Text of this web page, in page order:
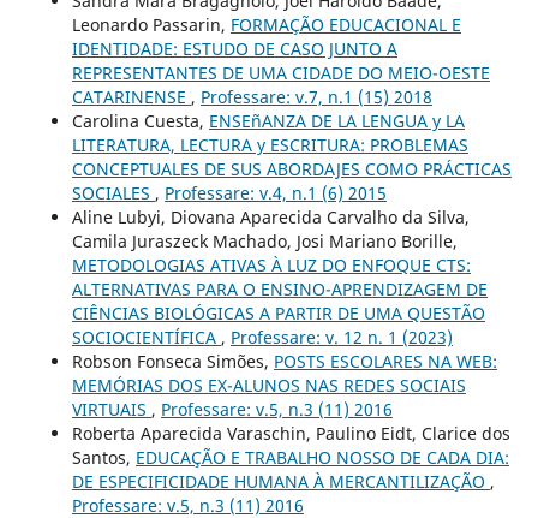
Leonardo Passarin, FORMAÇÃO EDUCACIONAL E
IDENTIDADE: ESTUDO DE CASO JUNTO A
REPRESENTANTES DE UMA CIDADE DO MEIO-OESTE
CATARINENSE , Professare: v.7, n.1 (15) 2018
Carolina Cuesta, ENSEñANZA DE LA LENGUA y LA
LITERATURA, LECTURA y ESCRITURA: PROBLEMAS
CONCEPTUALES DE SUS ABORDAJES COMO PRÁCTICAS
SOCIALES , Professare: v.4, n.1 (6) 2015
Aline Lubyi, Diovana Aparecida Carvalho da Silva,
Camila Juraszeck Machado, Josi Mariano Borille,
METODOLOGIAS ATIVAS À LUZ DO ENFOQUE CTS:
ALTERNATIVAS PARA O ENSINO-APRENDIZAGEM DE
CIÊNCIAS BIOLÓGICAS A PARTIR DE UMA QUESTÃO
SOCIOCIENTÍFICA , Professare: v. 12 n. 1 (2023)
Robson Fonseca Simões, POSTS ESCOLARES NA WEB:
MEMÓRIAS DOS EX-ALUNOS NAS REDES SOCIAIS
VIRTUAIS , Professare: v.5, n.3 (11) 2016
Roberta Aparecida Varaschin, Paulino Eidt, Clarice dos
Santos, EDUCAÇÃO E TRABALHO NOSSO DE CADA DIA:
DE ESPECIFICIDADE HUMANA À MERCANTILIZAÇÃO ,
Professare: v.5, n.3 (11) 2016